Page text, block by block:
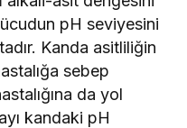
pH seviyesini
Kanda asitliliğin
sebep
da yol
kandaki pH